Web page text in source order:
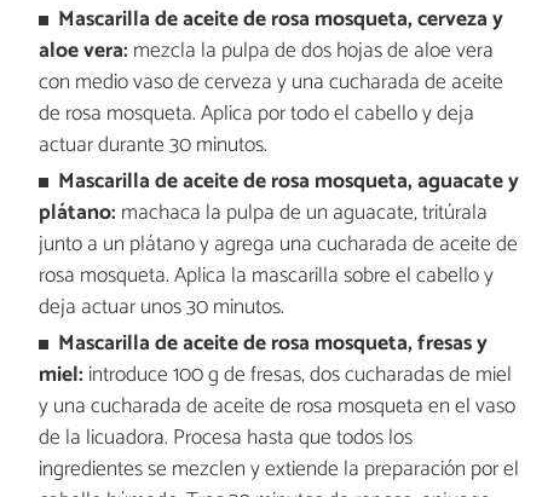
Mascarilla de aceite de rosa mosqueta, cerveza y
aloe vera: mezcla la pulpa de dos hojas de aloe vera
con medio vaso de cerveza y una cucharada de aceite
de rosa mosqueta. Aplica por todo el cabello y deja
actuar durante 30 minutos.
Mascarilla de aceite de rosa mosqueta, aguacate y
plátano: machaca la pulpa de un aguacate, tritúrala
junto a un plátano y agrega una cucharada de aceite de
rosa mosqueta. Aplica la mascarilla sobre el cabello y
deja actuar unos 30 minutos.
Mascarilla de aceite de rosa mosqueta, fresas y
miel: introduce 100 g de fresas, dos cucharadas de miel
y una cucharada de aceite de rosa mosqueta en el vaso
de la licuadora. Procesa hasta que todos los
ingredientes se mezclen y extiende la preparación por el